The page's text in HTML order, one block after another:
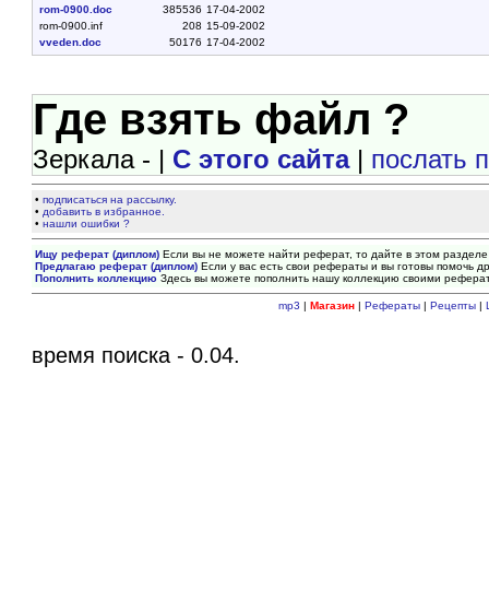
rom-0900.doc 385536 17-04-2002
rom-0900.inf
208 15-09-2002
vveden.doc
50176 17-04-2002
Где взять файл ?
Зеркала - | С этого сайта| послать
•подписаться на рассылку.
• добавить в избранное.
•нашли ошибки ?
Ищу реферат (диплом) Если вы не можете найти реферат, то дайте в этом
Предлагаю реферат (диплом) Если у вас есть свои рефераты и вы готовы помочь
Пополнить коллекцию Здесь вы можете пополнить нашу коллекцию своими
mp3 | Магазин| Рефераты| Рецепты|
время поиска - 0.04.